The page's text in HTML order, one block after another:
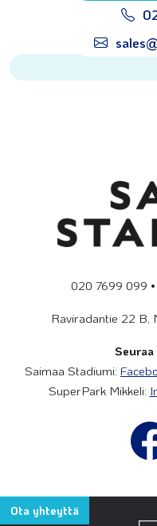
020 7699 099
Raviradantie 22 B,
Saimaa Stadiumi:
SuperPark Mikkeli:
Ota yhteyttä